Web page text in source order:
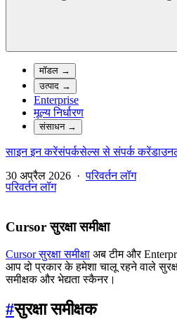
मॉडल →
उत्पाद →
Enterprise
मूल्य निर्धारण
संसाधन→
साइन इन करेंसंपर्कसेल्स से संपर्क करें
30 अप्रैल 2026 ·परिवर्तन लॉग
परिवर्तन लॉग
Cursor सुरक्षा समीक्षा
Cursor सुरक्षा समीक्षा अब टीम और
आप दो प्रकार के हमेशा चालू रहने वाले
समीक्षक और भेद्यता स्कैनर।
#सुरक्षा समीक्षक